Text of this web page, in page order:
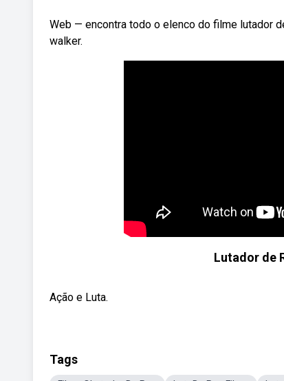
Web — encontra todo o elenco do filme lutador
walker.
Lutador de
Ação e Luta.
Tags